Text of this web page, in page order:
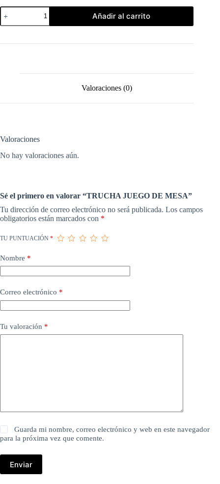
TRUCHA
JUEGO
DE
cantidad
Añadir al carrito
Valoraciones (0)
Valoraciones
No hay valoraciones aún.
Sé el primero en valorar “TRUCHA JUEGO DE MESA”
Tu dirección de correo electrónico no será publicada. Los campos
obligatorios están marcados con *
TU PUNTUACIÓN *
Nombre *
Correo electrónico *
Tu valoración *
Guarda mi nombre, correo electrónico y web en este navegador
para la próxima vez que comente.
Enviar